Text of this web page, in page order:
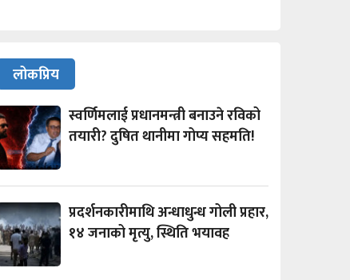
लोकप्रिय
स्वर्णिमलाई प्रधानमन्त्री बनाउने रविको
तयारी? दुषित थानीमा गोप्य सहमति!
प्रदर्शनकारीमाथि अन्धाधुन्ध गोली प्रहार,
१४ जनाको मृत्यु, स्थिति भयावह